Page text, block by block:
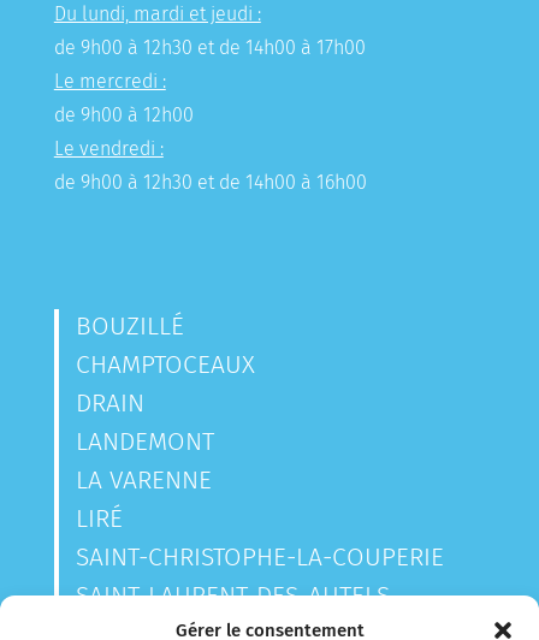
Gérer le consentement
Du lundi, mardi et jeudi :
de 9h00 à 12h30 et de 14h00 à 17h00
Le mercredi :
de 9h00 à 12h00
Le vendredi :
de 9h00 à 12h30 et de 14h00 à 16h00
BOUZILLÉ
CHAMPTOCEAUX
DRAIN
LANDEMONT
LA VARENNE
LIRÉ
SAINT-CHRISTOPHE-LA-COUPERIE
SAINT-LAURENT-DES-AUTELS
SAINT-SAUVEUR-DE-LANDEMONT